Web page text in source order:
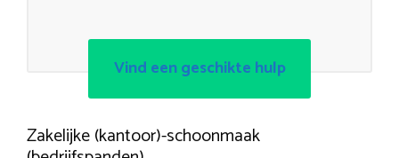
Vind een geschikte hulp
Zakelijke (kantoor)-schoonmaak